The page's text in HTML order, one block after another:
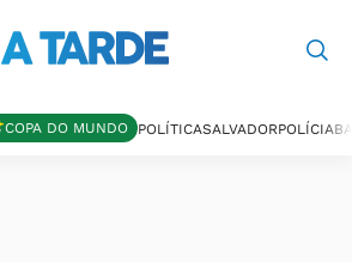
COPA DO MUNDO POLÍTICASALVADORPOLÍCIA